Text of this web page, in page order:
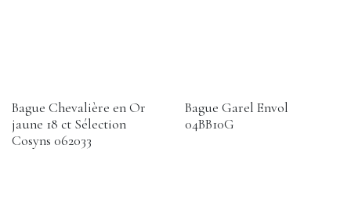
Bague Chevalière en Or
jaune 18 ct Sélection
Cosyns 062033
Bague Garel Envol
04BB10G